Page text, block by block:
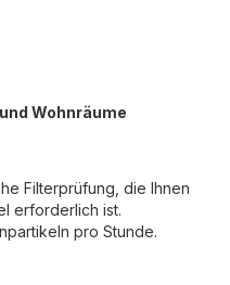
Wohnräume
Filterprüfung, die Ihnen
erforderlich ist.
pro Stunde.